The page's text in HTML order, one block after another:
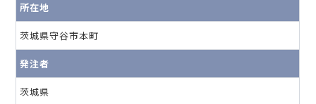
所在地
茨城県守谷市本町
発注者
茨城県